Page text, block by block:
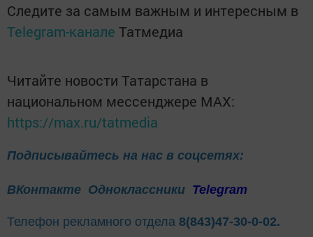
Следите за самым важным и интересным в
Telegram-канале Татмедиа
Читайте новости Татарстана в
национальном мессенджере MАХ:
https://max.ru/tatmedia
Подписывайтесь на нас в соцсетях:
ВКонтакте Одноклассники Telegram
Телефон рекламного отдела 8(843)47-30-0-02.